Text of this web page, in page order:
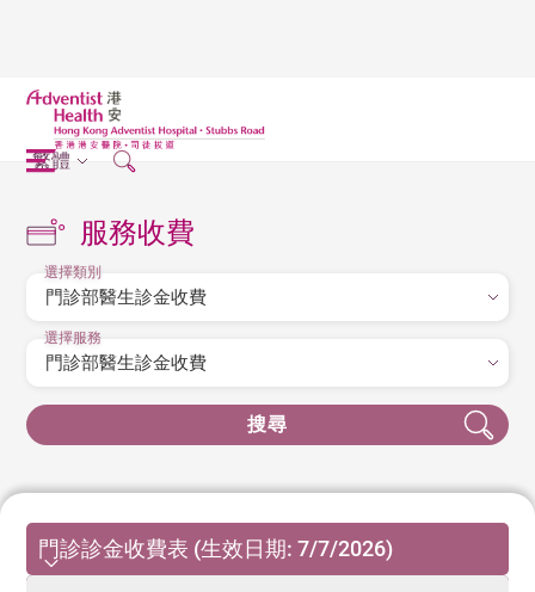
繁體
服務收費
選擇類別
選擇服務
搜尋
門診診金收費表 (生效日期: 7/7/2026)